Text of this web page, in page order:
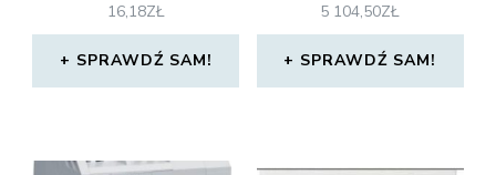
16,18ZŁ
SPRAWDŹ SAM!
5 104,50ZŁ
SPRAWDŹ SAM!